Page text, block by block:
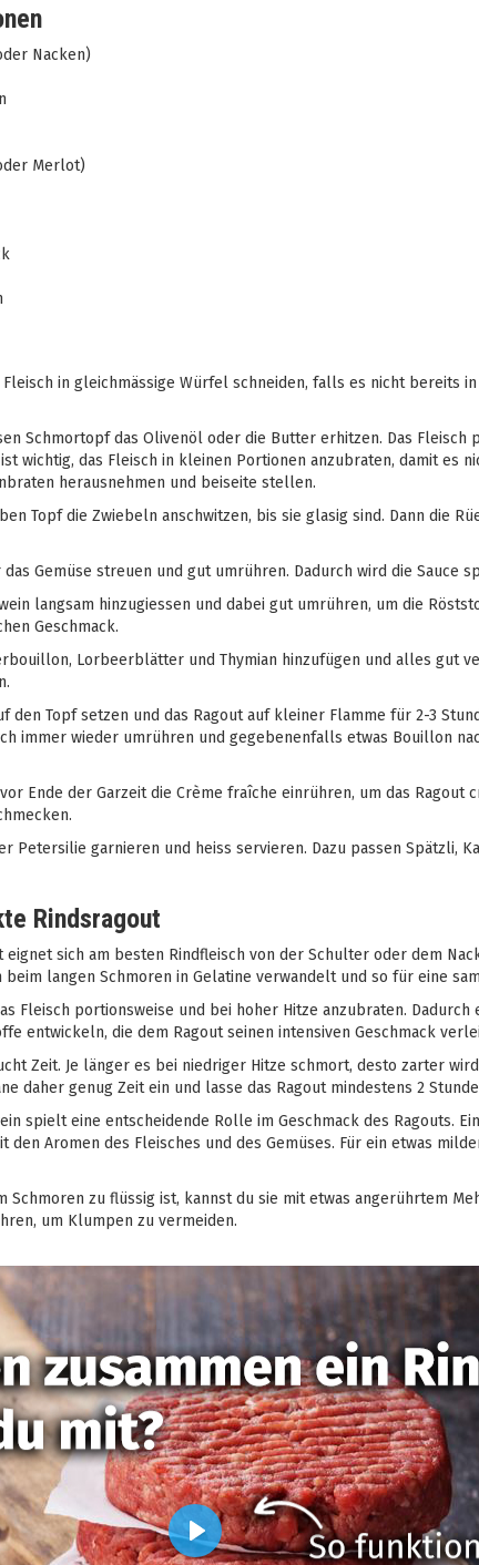
Nacken)
Merlot)
Fleisch in gleichmässige Würfel schneiden, falls es nicht bereits
Schmortopf das Olivenöl oder die Butter erhitzen. Das Fleisch
wichtig, das Fleisch in kleinen Portionen anzubraten, damit es
herausnehmen und beiseite stellen.
Topf die Zwiebeln anschwitzen, bis sie glasig sind. Dann die
Gemüse streuen und gut umrühren. Dadurch wird die Sauce
langsam hinzugiessen und dabei gut umrühren, um die
Geschmack.
Lorbeerblätter und Thymian hinzufügen und alles gut
den Topf setzen und das Ragout auf kleiner Flamme für 2-3
immer wieder umrühren und gegebenenfalls etwas Bouillon
Ende der Garzeit die Crème fraîche einrühren, um das Ragout
Petersilie garnieren und heiss servieren. Dazu passen Spätzli,
Rindsragout
eignet sich am besten Rindfleisch von der Schulter oder dem
langen Schmoren in Gelatine verwandelt und so für eine
Fleisch portionsweise und bei hoher Hitze anzubraten.
entwickeln, die dem Ragout seinen intensiven Geschmack
Zeit. Je länger es bei niedriger Hitze schmort, desto zarter
daher genug Zeit ein und lasse das Ragout mindestens 2
spielt eine entscheidende Rolle im Geschmack des Ragouts.
Aromen des Fleisches und des Gemüses. Für ein etwas
Schmoren zu flüssig ist, kannst du sie mit etwas angerührtem
um Klumpen zu vermeiden.
Play